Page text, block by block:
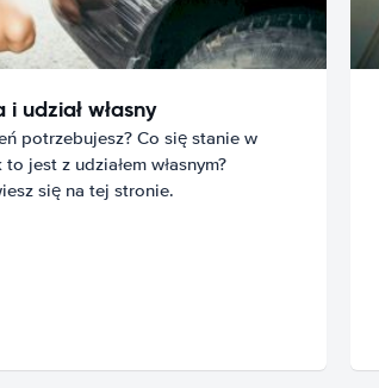
udział własny
potrzebujesz? Co się stanie w
jest z udziałem własnym?
się na tej stronie.